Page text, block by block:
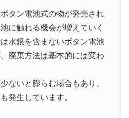
タン電池式の物が発売され
に触れる機会が増えていく
水銀を含まないボタン電池
廃棄方法は基本的には変わ
ないと膨らむ場合もあり、
発生しています。